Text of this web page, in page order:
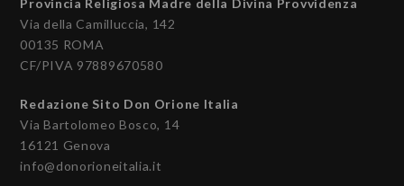
Provincia Religiosa Madre della Divina Provvidenza
Via della Camilluccia, 142
00135 ROMA
CF/PIVA 97889670580
Redazione Sito Don Orione Italia
Via Bartolomeo Bosco, 14
16121 Genova
info@donorioneitalia.it